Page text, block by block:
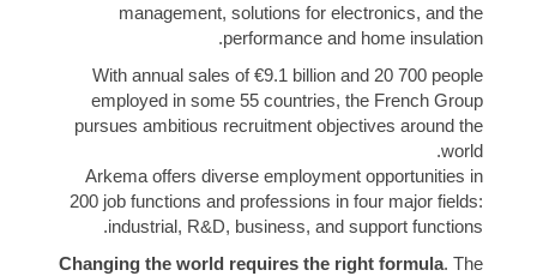
management, solutions for electronics, and the
performance and home insulation.
With annual sales of €9.1 billion and 20 700 people
employed in some 55 countries, the French Group
pursues ambitious recruitment objectives around the
world.
Arkema offers diverse employment opportunities in
200 job functions and professions in four major fields:
industrial, R&D, business, and support functions.
Changing the world requires the right formula. The